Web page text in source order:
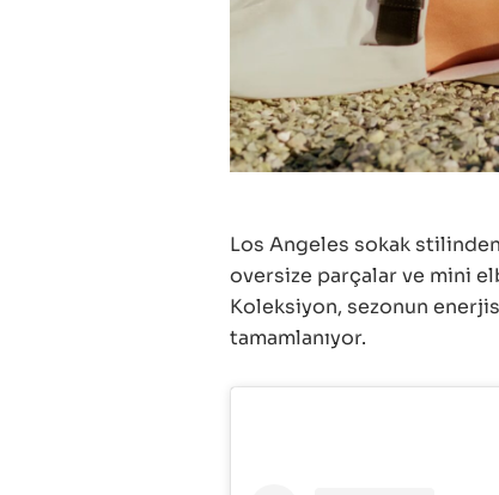
Los Angeles sokak
oversize parçalar ve mini
Koleksiyon, sezonun
tamamlanıyor.